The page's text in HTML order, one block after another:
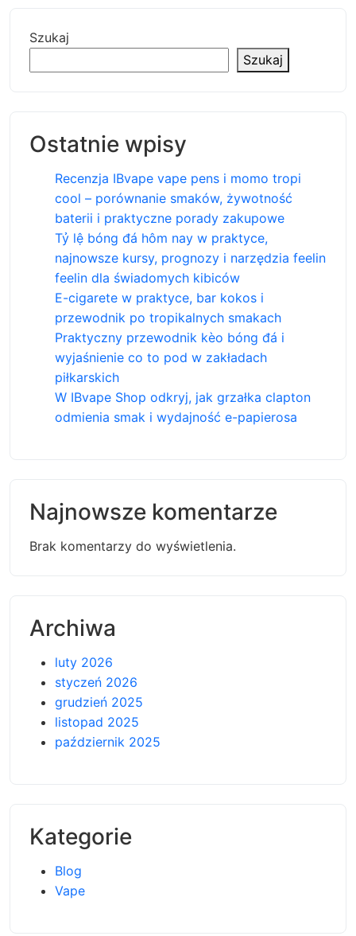
Szukaj
Szukaj
Ostatnie wpisy
Recenzja IBvape vape pens i momo tropi
cool – porównanie smaków, żywotność
baterii i praktyczne porady zakupowe
Tỷ lệ bóng đá hôm nay w praktyce,
najnowsze kursy, prognozy i narzędzia feelin
feelin dla świadomych kibiców
E-cigarete w praktyce, bar kokos i
przewodnik po tropikalnych smakach
Praktyczny przewodnik kèo bóng đá i
wyjaśnienie co to pod w zakładach
piłkarskich
W IBvape Shop odkryj, jak grzałka clapton
odmienia smak i wydajność e-papierosa
Najnowsze komentarze
Brak komentarzy do wyświetlenia.
Archiwa
luty 2026
styczeń 2026
grudzień 2025
listopad 2025
październik 2025
Kategorie
Blog
Vape